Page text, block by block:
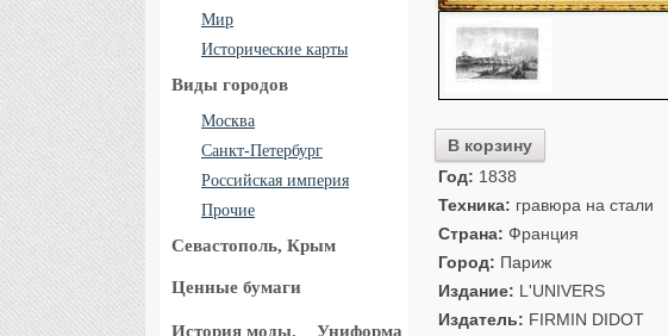
Мир
Исторические карты
Виды городов
Москва
Санкт-Петербург
Российская империя
Прочие
Севастополь, Крым
Ценные бумаги
История моды. Униформа
В корзину
Год: 1838
Техника: гравюра на стали
Страна: Франция
Город: Париж
Издание: L'UNIVERS
Издатель: FIRMIN DIDOT